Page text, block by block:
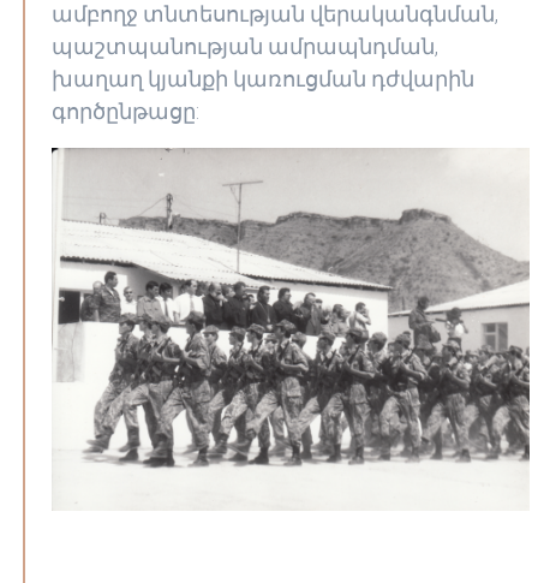
ամբողջ տնտեսության վերականգնման,
պաշտպանության ամրապնդման,
խաղաղ կյանքի կառուցման դժվարին
գործընթացը: